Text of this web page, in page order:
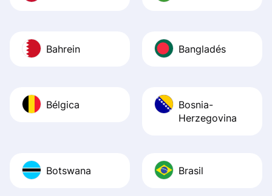
Bahrein Bangladés
Bélgica
Bosnia-
Herzegovina
Botswana Brasil